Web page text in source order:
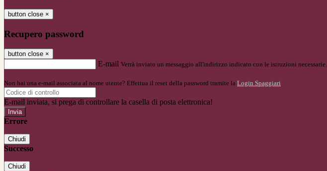
button close ×
Recupero password
button close ×
E-mail Verrà inviato un messaggio all'indirizzo indicato con le istruzioni necessarie.
Non hai una e-mail associata al nome utente? Effettua il reset della password tramite la Login Spaggiari
E-mail inviata, si prega di controllare la casella di posta elettronica!
Errore
Chiudi
Successo
Chiudi